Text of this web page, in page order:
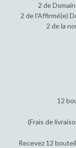
2 de
2 de l'Affirmé(e)
2 de la
12
(Frais de
Recevez 12